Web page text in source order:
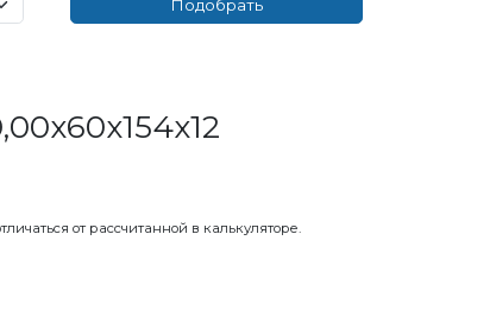
от рассчитанной в калькуляторе.